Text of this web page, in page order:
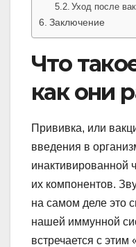
Уход после
Заключение
Что
как они
Прививка, или
введения в
инактивированной
их компонентов.
на самом деле это
нашей иммунной
встречается с